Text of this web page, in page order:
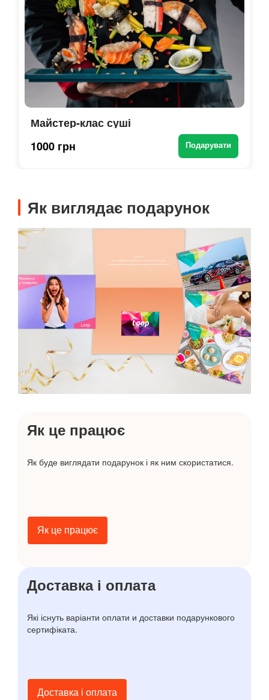
Майстер-клас суші
1000 грн
Подарувати
Як виглядає подарунок
Як це працює
Як буде виглядати подарунок і як ним скористатися.
Як це працює
Доставка і оплата
Які існуть варіанти оплати и доставки подарункового
сертифіката.
Доставка і оплата